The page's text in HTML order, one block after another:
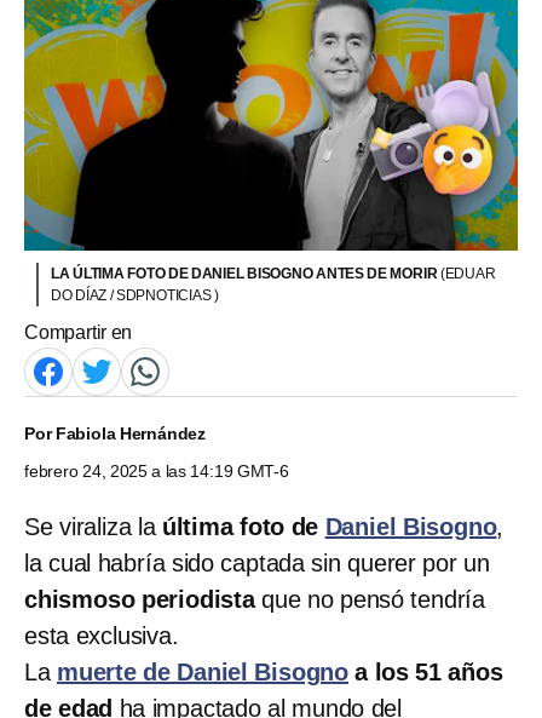
LA ÚLTIMA FOTO DE DANIEL BISOGNO ANTES DE MORIR(EDUAR
DO DÍAZ / SDPNOTICIAS )
Compartir en
PorFabiola Hernández
febrero 24, 2025 a las 14:19 GMT-6
Se viraliza la última foto de Daniel Bisogno,
la cual habría sido captada sin querer por un
chismoso periodistaque no pensó tendría
esta exclusiva.
La muerte de Daniel Bisogno a los 51 años
de edad ha impactado al mundo del